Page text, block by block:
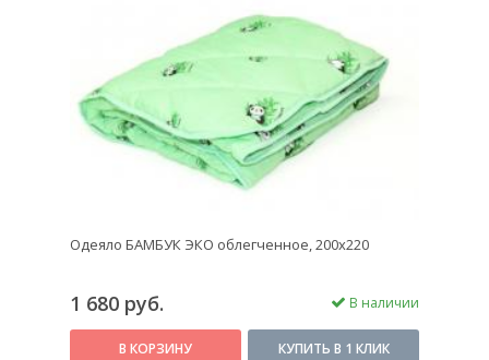
Одеяло БАМБУК ЭКО облегченное, 200x220
1 680 руб. В наличии
В КОРЗИНУ КУПИТЬ В 1 КЛИК